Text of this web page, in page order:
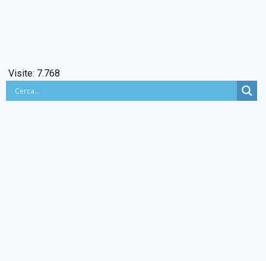
BACHECA SINDACALE
Visite: 7.768